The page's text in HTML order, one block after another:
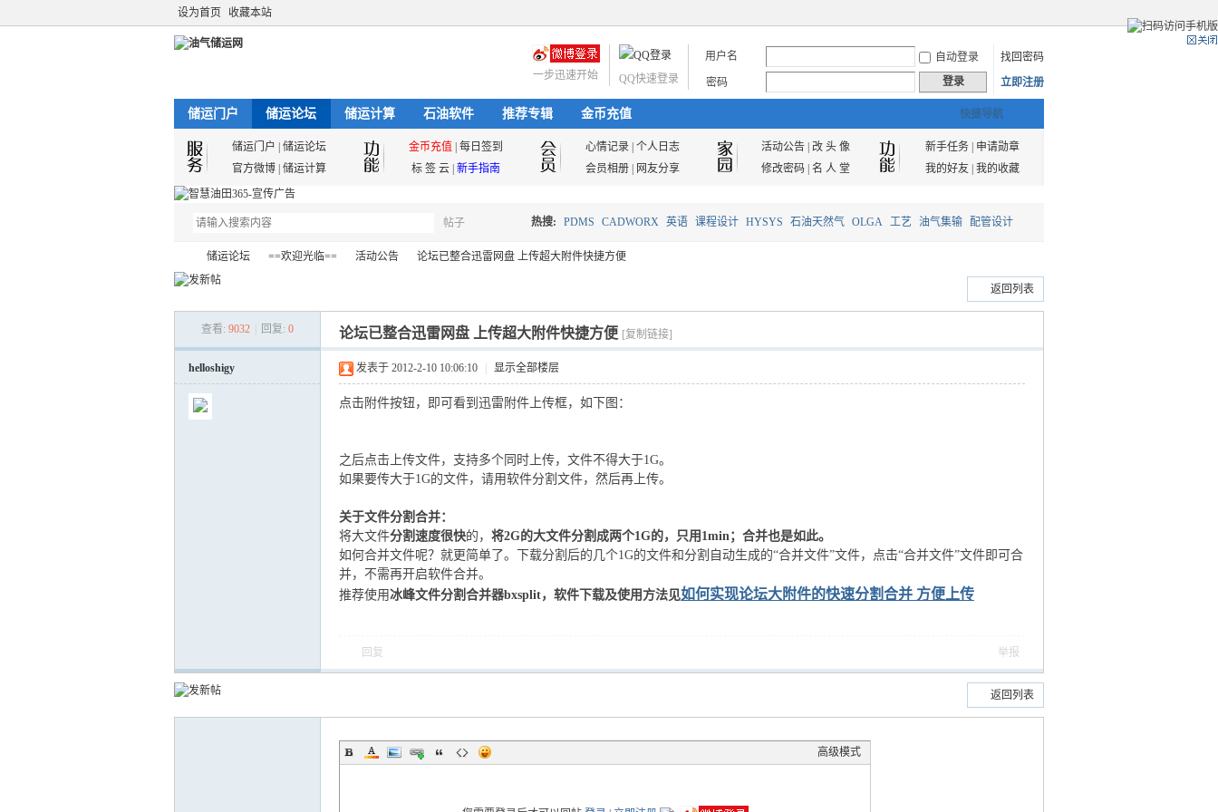
设为首页 收藏本站
用户名 自动登录
找回密码
密码
登录 立即注册
QQ快速登录
一步迅速开始
快捷导航
储运门户 储运论坛 储运计算 石油软件 推荐专辑 金币充值
储运门户 储运论坛 金币充值 每日签到 心情记录 个人日志 活动公告| 改 头 像 新手任务|
申请勋章
官方微博 储运计算 标 签 云 新手指南 会员相册 网友分享 修改密码| 名 人 堂 我的好友| 我的收藏
帖子
搜
索
热搜: PDMS CADWORX 英语 课程设计 HYSYS 石油天然气 OLGA 工艺 油气集输 配管设计
油气储运
储
储运论坛 ==欢迎光临==
›
活动公告
›
论坛已整合迅雷网盘 上传超大附件快捷方便
返回列表
查看: 9032 回复: 0 论坛已整合迅雷网盘 上传超大附件快捷方便 [复制链接]
helloshigy 发表于 2012-2-10 10:06:10 显示全部楼层
点击附件按钮，即可看到迅雷附件上传框，如下图：
之后点击上传文件，支持多个同时上传，文件不得大于1G。
如果要传大于1G的文件，请用软件分割文件，然后再上传。
关于文件分割合并：
将大文件分割速度很快的， 将2G的大文件分割成两个1G的，只用1min；合并也是如此。
如何合并文件呢？就更简单了。下载分割后的几个1G的文件和分割自动生成的“合并文件”文件，点击“合并文件”文件即可合
并，不需再开启软件合并。
推荐使用冰峰文件分割合并器bxsplit，软件下载及使用方法见如何实现论坛大附件的快速分割合并 方便上传
回复 举报
返回列表
高级模式